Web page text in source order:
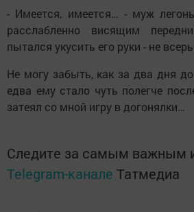
- Имеется, имеется… - муж
расслабленно висящим
пытался укусить его руки - не
Не могу забыть, как за два дня
едва ему стало чуть полегче
затеял со мной игру в догонялки…
Следите за самым важным
Telegram-канале Татмедиа